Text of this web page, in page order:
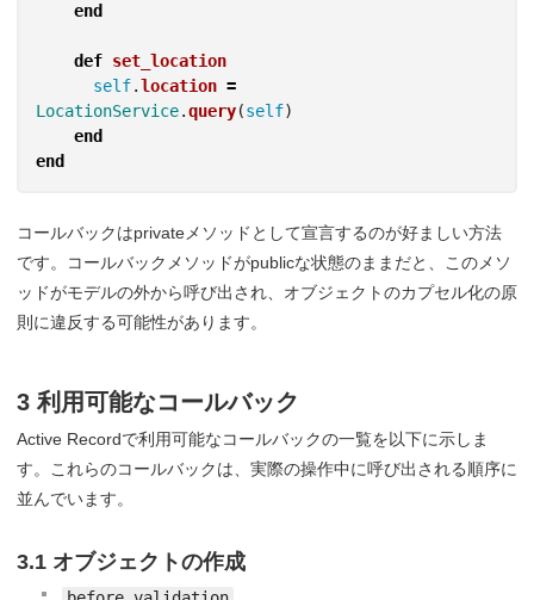
end
def set_location
self.location =
LocationService.query(self)
end
end
コールバックはprivateメソッドとして宣言するのが好ましい方法
です。コールバックメソッドがpublicな状態のままだと、このメソ
ッドがモデルの外から呼び出され、オブジェクトのカプセル化の原
則に違反する可能性があります。
3 利用可能なコールバック
Active Recordで利用可能なコールバックの一覧を以下に示しま
す。これらのコールバックは、実際の操作中に呼び出される順序に
並んでいます。
3.1 オブジェクトの作成